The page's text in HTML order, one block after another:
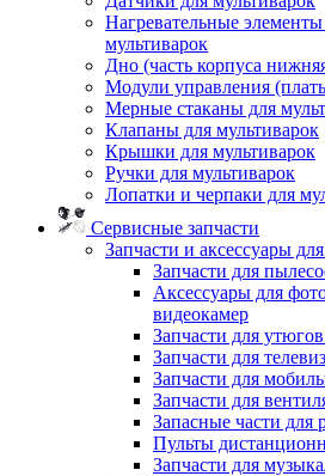
Нагревательные
мультиварок
Дно (часть корпуса
Модули управления
Мерные стаканы для
Клапаны для мультиварок
Крышки для мультиварок
Ручки для мультиварок
Лопатки и черпаки для
Сервисные запчасти
Запчасти и аксессуары
Запчасти для
Аксессуары для
видеокамер
Запчасти для
Запчасти для
Запчасти для
Запчасти для
Запасные части для
Пульты
Запчасти для